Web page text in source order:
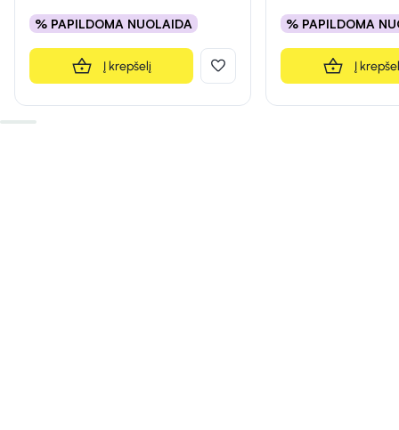
% PAPILDOMA NUOLAIDA
Į krepšelį
% PAPILDOMA
Į